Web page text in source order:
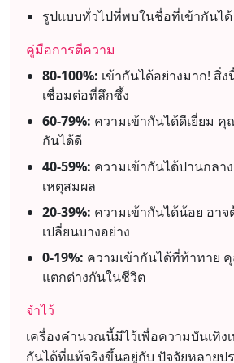
รูปแบบทั่วไปที่พบในชื่อที่เข้ากันได้
คู่มือการตีความ
80-100%: เข้ากันได้อย่างมาก! สิ่
เชื่อมต่อที่ลึกซึ้ง
60-79%: ความเข้ากันได้ดีเยี่ยม
กันได้ดี
40-59%: ความเข้ากันได้ปานกล
เหตุสมผล
20-39%: ความเข้ากันได้น้อย อา
เปลี่ยนบางอย่าง
0-19%: ความเข้ากันได้ที่ท้าทาย
แตกต่างกันในชีวิต
จำไว้
เครื่องคำนวณนี้มีไว้เพื่อความบันเทิง
กันได้ที่แท้จริงขึ้นอยู่กับ ปัจจัยหลายป